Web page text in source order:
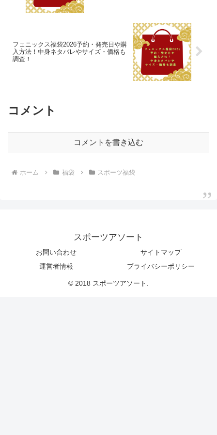
フェニックス福袋2026予約・発売日や購
入方法！中身ネタバレやサイズ・価格も
調査！
コメント
コメントを書き込む
ホーム 福袋 スポーツ福袋
スポーツアソート
お問い合わせ
サイトマップ
運営者情報
プライバシーポリシー
© 2018 スポーツアソート.